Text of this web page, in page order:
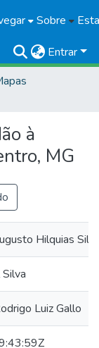
Sobre
Entrar
à
MG
Hilquias
Luiz Gallo